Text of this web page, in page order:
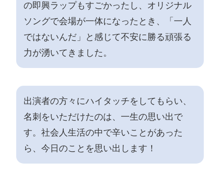
の即興ラップもすごかったし、オリジナル
ソングで会場が一体になったとき、「一人
ではないんだ」と感じて不安に勝る頑張る
力が湧いてきました。
出演者の方々にハイタッチをしてもらい、
名刺をいただけたのは、一生の思い出で
す。社会人生活の中で辛いことがあった
ら、今日のことを思い出します！